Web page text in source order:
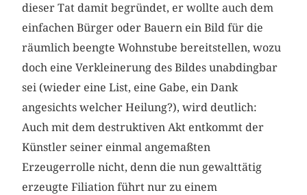
dieser Tat damit begründet, er wollte auch dem
einfachen Bürger oder Bauern ein Bild für die
räumlich beengte Wohnstube bereitstellen, wozu
doch eine Verkleinerung des Bildes unabdingbar
sei (wieder eine List, eine Gabe, ein Dank
angesichts welcher Heilung?), wird deutlich:
Auch mit dem destruktiven Akt entkommt der
Künstler seiner einmal angemaßten
Erzeugerrolle nicht, denn die nun gewalttätig
erzeugte Filiation führt nur zu einem